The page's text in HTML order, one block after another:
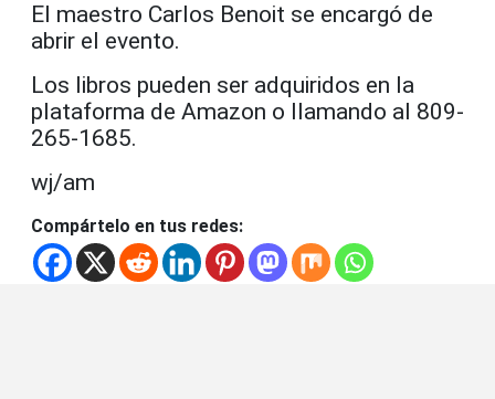
El maestro Carlos Benoit se encargó de
abrir el evento.
Los libros pueden ser adquiridos en la
plataforma de Amazon o llamando al 809-
265-1685.
wj/am
Compártelo en tus redes: